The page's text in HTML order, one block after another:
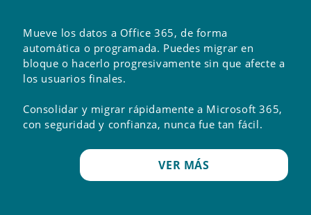
Mueve los datos a Office 365, de forma
automática o programada. Puedes migrar en
bloque o hacerlo progresivamente sin que afecte a
los usuarios finales.
Consolidar y migrar rápidamente a Microsoft 365,
con seguridad y confianza, nunca fue tan fácil.
VER MÁS